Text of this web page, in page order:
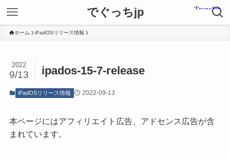
でぐっちjp
ホーム iPadOSリリース情報
ipados-15-7-release
2022
9/13
iPadOSリリース情報 2022-09-13
本ページにはアフィリエイト広告、アドセンス広告が含
まれています。